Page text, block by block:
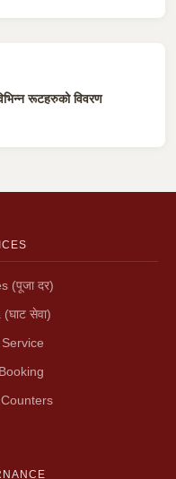
रूटहरुको विवरण
(पूजा दर)
सेवा)